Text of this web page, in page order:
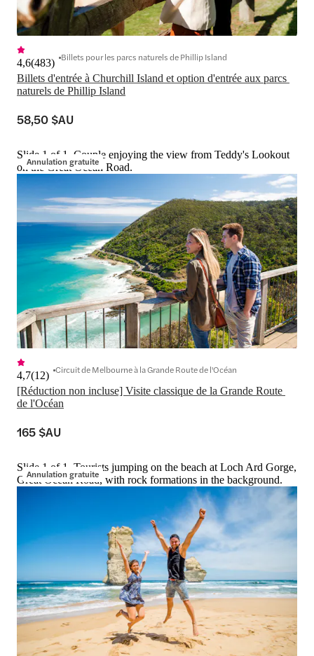
Billets d'entrée à Churchill Island et option d'entrée aux parcs
naturels de Phillip Island
4,6(483) Billets pour les parcs naturels de Phillip Island
58,50 $AU
Annulation gratuite
Slide 1 of 1, Couple enjoying the view from Teddy's Lookout
on the Great Ocean Road.
[Réduction non incluse] Visite classique de la Grande Route
de l'Océan
4,7(12) Circuit de Melbourne à la Grande Route de l'Océan
165 $AU
Annulation gratuite
Slide 1 of 1, Tourists jumping on the beach at Loch Ard Gorge,
Great Ocean Road, with rock formations in the background.